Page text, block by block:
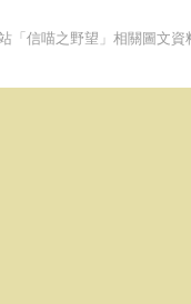
「信喵之野望」相關圖文